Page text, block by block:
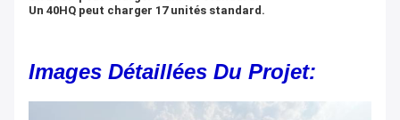
Un 40HQ peut charger 17 unités standard.
Images Détaillées Du Projet: